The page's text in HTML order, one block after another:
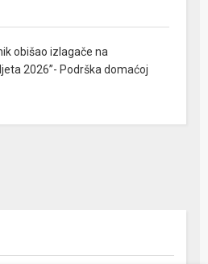
obišao izlagače na
2026”- Podrška domaćoj